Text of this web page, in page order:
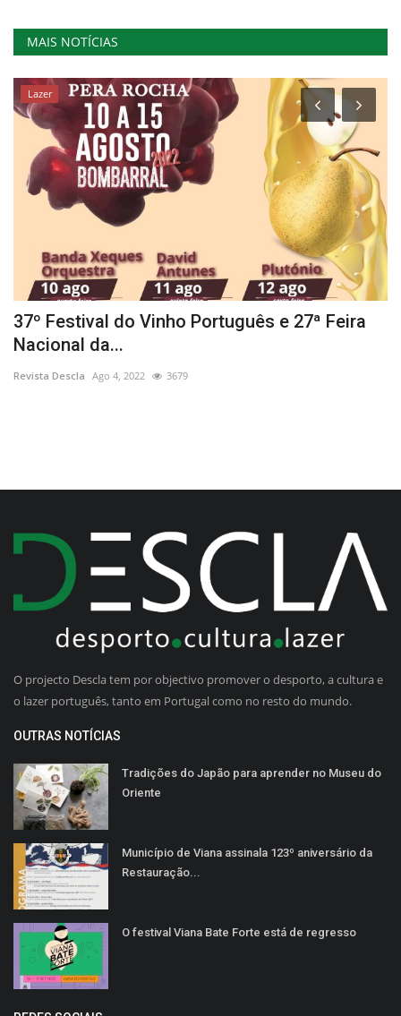
MAIS NOTÍCIAS
Lazer
37º Festival do Vinho Português e 27ª Feira
Nacional da...
Revista Descla Ago 4, 2022 3679
O projecto Descla tem por objectivo promover o desporto, a cultura e
o lazer português, tanto em Portugal como no resto do mundo.
OUTRAS NOTÍCIAS
Tradições do Japão para aprender no Museu do
Oriente
Município de Viana assinala 123º aniversário da
Restauração...
O festival Viana Bate Forte está de regresso